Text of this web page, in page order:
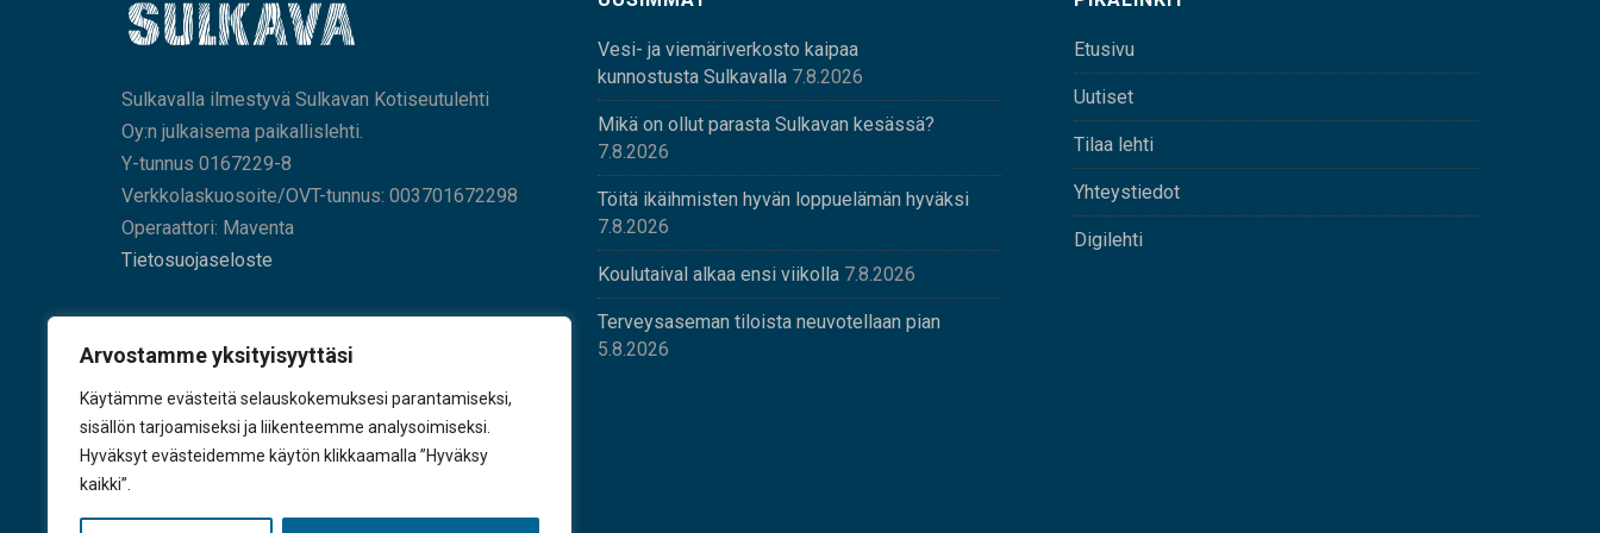
Arvostamme yksityisyyttäsi
Käytämme evästeitä selauskokemuksesi parantamiseksi,
sisällön tarjoamiseksi ja liikenteemme analysoimiseksi.
Hyväksyt evästeidemme käytön klikkaamalla ”Hyväksy
kaikki”.
Sulkavalla ilmestyvä Sulkavan Kotiseutulehti
Oy:n julkaisema paikallislehti.
Y-tunnus 0167229-8
Verkkolaskuosoite/OVT-tunnus: 003701672298
Operaattori: Maventa
Tietosuojaseloste
KÄY TYKKÄÄMÄSSÄ
Vesi- ja viemäriverkosto kaipaa
kunnostusta Sulkavalla 7.8.2026
Mikä on ollut parasta Sulkavan kesässä?
7.8.2026
Töitä ikäihmisten hyvän loppuelämän hyväksi
7.8.2026
Koulutaival alkaa ensi viikolla 7.8.2026
Terveysaseman tiloista neuvotellaan pian
5.8.2026
Etusivu
Uutiset
Tilaa lehti
Yhteystiedot
Digilehti